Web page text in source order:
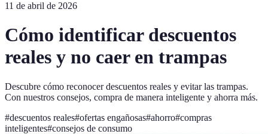
11 de abril de 2026
Cómo identificar descuentos
reales y no caer en trampas
Descubre cómo reconocer descuentos reales y evitar las trampas.
Con nuestros consejos, compra de manera inteligente y ahorra más.
#descuentos reales#ofertas engañosas#ahorro#compras
inteligentes#consejos de consumo